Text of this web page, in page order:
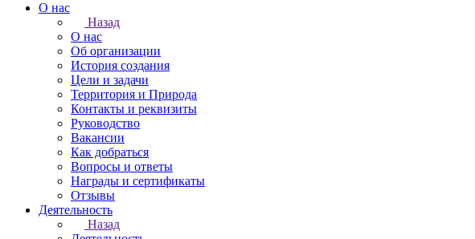
О нас
Назад
О нас
Об организации
История создания
Цели и задачи
Территория и Природа
Контакты и реквизиты
Руководство
Вакансии
Как добраться
Вопросы и ответы
Награды и сертификаты
Отзывы
Деятельность
Назад